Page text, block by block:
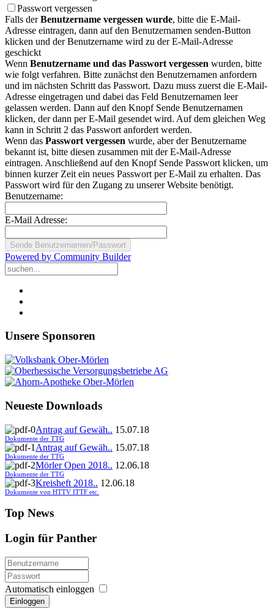
Passwort vergessen
Falls derBenutzername vergessen wurde, bitte die E-Mail-
Adresse eintragen, dann auf den Benutzernamen senden-Button
klicken und der Benutzername wird zu der E-Mail-Adresse
geschickt
Wenn Benutzername und das Passwort vergessen wurden, bitte
wie folgt verfahren. Bitte zunächst den Benutzernamen anfordern
und im nächsten Schritt das Passwort. Dazu muss zuerst die E-Mail-
Adresse eingetragen und dabei das Feld Benutzernamen leer
gelassen werden. Dann auf den Knopf Sende Benutzernamen
klicken, der dann per E-Mail gesendet wird. Auf dem gleichen Weg
kann in Schritt 2 das Passwort anfordert werden.
Wenn das Passwort vergessen wurde, aber der Benutzername
bekannt ist, bitte diesen zusammen mit der E-Mail-Adresse
eintragen. Anschließend auf den Knopf Sende Passwort klicken, um
binnen kurzer Zeit ein neues Passwort per E-Mail zu erhalten. Das
Passwort wird für den Zugang zu unserer Website benötigt.
Benutzername:
E-Mail Adresse:
Powered by Community Builder
Unsere Sponsoren
Neueste Downloads
Antrag auf Gewäh.. 15.07.18
Dokumente der TTG
Antrag auf Gewäh.. 15.07.18
Dokumente der TTG
Mörler Open 2018.. 12.06.18
Dokumente der TTG
Kreisheft 2018.. 12.06.18
Dokumente von HTTV ITTF etc.
Top News
Login für Panther
Automatisch einloggen
Einloggen